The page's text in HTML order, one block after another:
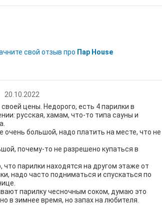
свой отзыв про Пар House
20.10.2022
цены. Недорого, есть 4 парилки в
русская, хамам, что-то типа сауны и
очень большой, надо платить на месте, что не
почему-то не разрешено купаться в
что парилки находятся на другом этаже от
надо часто подниматься и спускаться по
парилку чесночным соком, думаю это
в зимнее время, но запах на любителя.